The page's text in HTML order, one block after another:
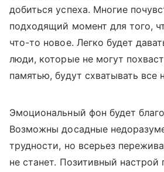
добиться успеха. Многие
подходящий момент для того,
что-то новое. Легко будет
люди, которые не могут
памятью, будут схватывать все
Эмоциональный фон будет
Возможны досадные
трудности, но всерьез
не станет. Позитивный